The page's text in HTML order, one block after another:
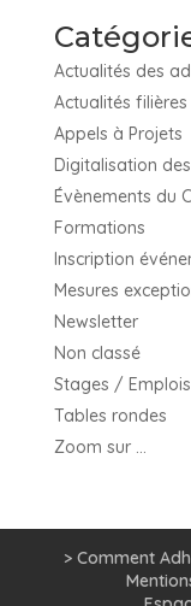
Actualités des
Actualités filières
Appels à Projets
Digitalisation des
Évènements du
Formations
Inscription
Mesures
Newsletter
Non classé
Stages / Emplois
Tables rondes
Zoom sur …
> Comment